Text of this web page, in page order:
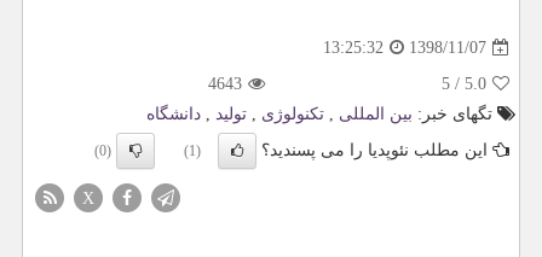
1398/11/07
13:25:32
5.0
/
5
4643
تگهای خبر: بین المللی , تكنولوژی , تولید , دانشگاه
این مطلب نئوپدیا را می پسندید؟
(1)
(0)
X